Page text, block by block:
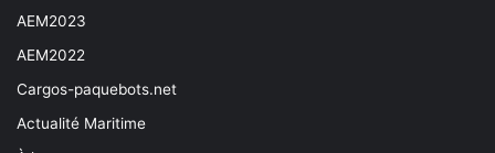
AEM2023
AEM2022
Cargos-paquebots.net
Actualité Maritime